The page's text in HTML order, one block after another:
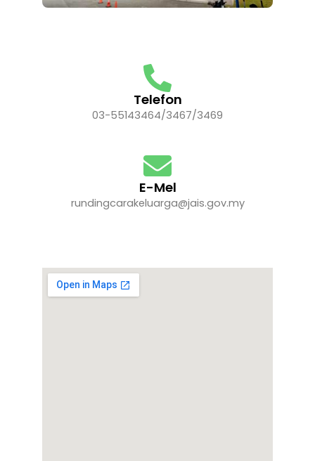
Telefon
03-55143464/3467/3469
E-Mel
rundingcarakeluarga@jais.gov.my